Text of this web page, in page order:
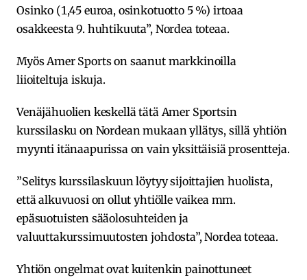
Osinko (1,45 euroa, osinkotuotto 5 %) irtoaa
osakkeesta 9. huhtikuuta”, Nordea toteaa.
Myös Amer Sports on saanut markkinoilla
liioiteltuja iskuja.
Venäjähuolien keskellä tätä Amer Sportsin
kurssilasku on Nordean mukaan yllätys, sillä yhtiön
myynti itänaapurissa on vain yksittäisiä prosentteja.
”Selitys kurssilaskuun löytyy sijoittajien huolista,
että alkuvuosi on ollut yhtiölle vaikea mm.
epäsuotuisten sääolosuhteiden ja
valuuttakurssimuutosten johdosta”, Nordea toteaa.
Yhtiön ongelmat ovat kuitenkin painottuneet